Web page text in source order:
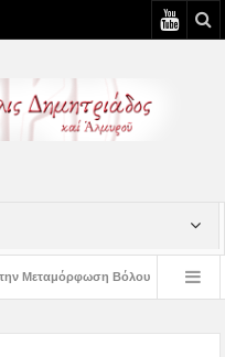
Επίσκεψη του Δ/ντού της Β/